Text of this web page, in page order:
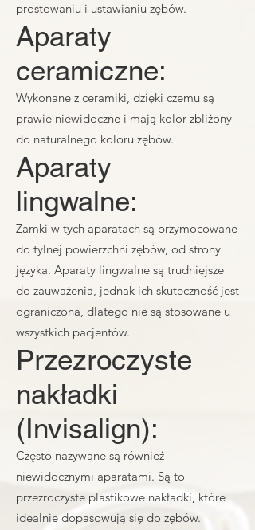
prostowaniu i ustawianiu zębów.
Aparaty
ceramiczne:
Wykonane z ceramiki, dzięki czemu są
prawie niewidoczne i mają kolor zbliżony
do naturalnego koloru zębów.
Aparaty
lingwalne:
Zamki w tych aparatach są przymocowane
do tylnej powierzchni zębów, od strony
języka. Aparaty lingwalne są trudniejsze
do zauważenia, jednak ich skuteczność jest
ograniczona, dlatego nie są stosowane u
wszystkich pacjentów.
Przezroczyste
nakładki
(Invisalign):
Często nazywane są również
niewidocznymi aparatami. Są to
przezroczyste plastikowe nakładki, które
idealnie dopasowują się do zębów.